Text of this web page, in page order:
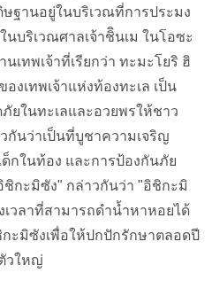
ษฐานอยู่ในบริเวณที่การประมง
นบริเวณศาลเจ้าชิินเม ในโอซะ
เทพเจ้าที่เรียกว่า ทะมะโยริ ฮิ
งเทพเจ้าแห่งท้องทะเล เป็น
ยในทะเลและอวยพรให้ชาว
กันว่าเป็นที่บูชาความเจริญ
ด็กในท้อง และการป้องกันภัย
กะมิซัง" กล่าวกันว่า "อิชิกะมิ
เวลาที่สามารถดำน้ำหาหอยได้
ะมิซังเพื่อให้ปกปักรักษาตลอดปี
วใหญ่